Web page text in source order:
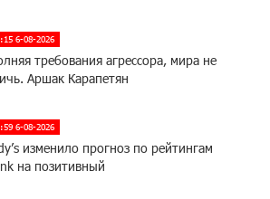
6-08-2026
требования агрессора, мира не
Аршак Карапетян
6-08-2026
изменило прогноз по рейтингам
на позитивный